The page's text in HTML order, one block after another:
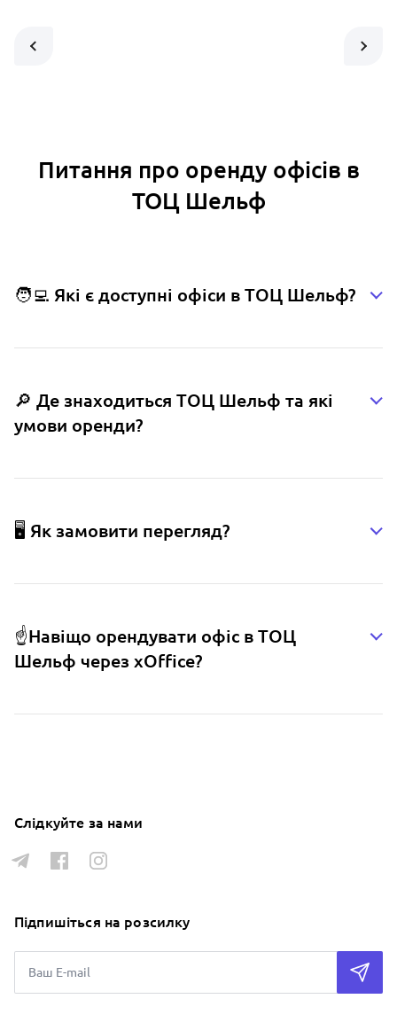
Питання про оренду офісів в
ТОЦ Шельф
🧑‍💻 Які є доступні офіси в ТОЦ Шельф?
🔎 Де знаходиться ТОЦ Шельф та які
умови оренди?
🖥️ Як замовити перегляд?
☝️Навіщо орендувати офіс в ТОЦ
Шельф через xOffice?
Слідкуйте за нами
Підпишіться на розсилку